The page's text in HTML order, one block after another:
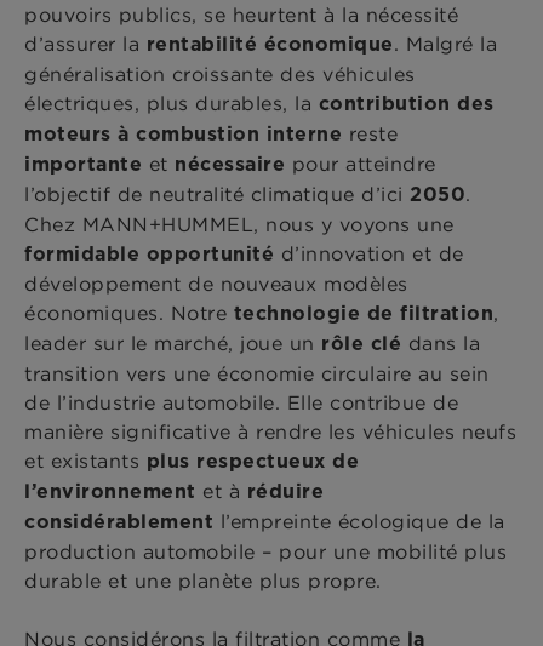
pouvoirs publics, se heurtent à la nécessité
d’assurer la rentabilité économique. Malgré la
généralisation croissante des véhicules
électriques, plus durables, la contribution des
moteurs à combustion interne reste
importante et nécessaire pour atteindre
l’objectif de neutralité climatique d’ici 2050.
Chez MANN+HUMMEL, nous y voyons une
formidable opportunité d’innovation et de
développement de nouveaux modèles
économiques. Notre technologie de filtration,
leader sur le marché, joue un rôle clé dans la
transition vers une économie circulaire au sein
de l’industrie automobile. Elle contribue de
manière significative à rendre les véhicules neufs
et existants plus respectueux de
l’environnement et à réduire
considérablement l’empreinte écologique de la
production automobile – pour une mobilité plus
durable et une planète plus propre.
Nous considérons la filtration comme la